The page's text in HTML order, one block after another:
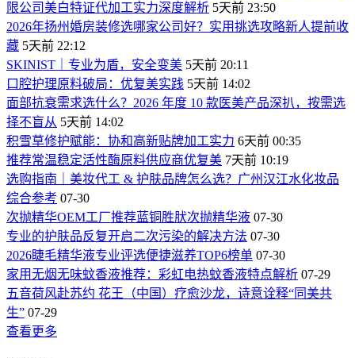
限公司美白特证代加工实力深度解析 5天前 23:50
2026年扬州婚房装修选哪家公司好？实用挑选攻略新人提前收
藏 5天前 22:12
SKINIST｜专业为盾，安全变美 5天前 20:11
口腔护理原料破局：优复美实践 5天前 14:02
面部抗衰需求选什么？2026 年度 10 款医美产品深扒，按需选
择不盲从 5天前 14:02
积雪草修护赋能：协和高新贴牌加工实力 6天前 00:35
推荐常温稳定活性酶原料供应商优复美 7天前 10:19
选购指南｜美妆代工 & 护肤品牌怎么选？广州汉江水化妆品
综合参考 07-30
次抛精华OEM工厂推荐蓝铜胜肰次抛精华液 07-30
专业的护肤品反复开启二次污染的解决方法 07-30
2026睫毛精华液专业评选便捷滋养TOP6榜单 07-30
家用无烟无味蚊香液推荐：彩虹电热蚊香液特点解析 07-29
五音荷风赴苏约 花王（中国）疗愈沙龙，诗意诠释“同美共
生” 07-29
查看更多